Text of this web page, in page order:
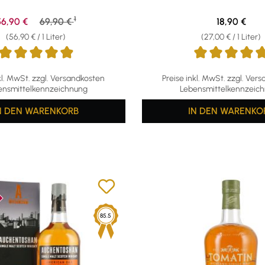
MwSt. zzgl. Versandkosten
(56,90 € / 1 Liter)
€ Regulärer Preis:
69,90 € 1
DEN WARENKORB
Preise inkl. MwSt. zzgl.
(27,00 € / 1 Liter)
Regulärer
18,90 €
IN DEN
85.5